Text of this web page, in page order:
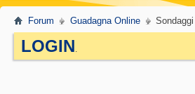
Forum Guadagna Online
LOGIN.